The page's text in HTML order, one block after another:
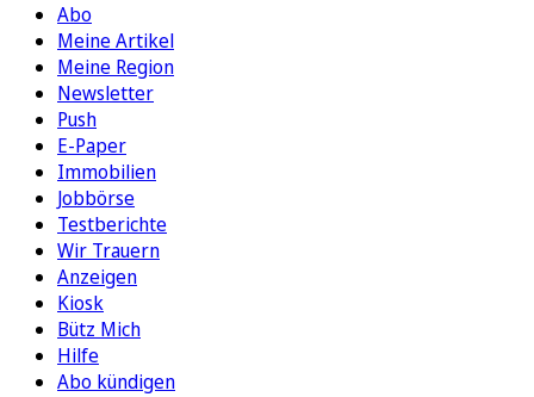
Abo
Meine Artikel
Meine Region
Newsletter
Push
E-Paper
Immobilien
Jobbörse
Testberichte
Wir Trauern
Anzeigen
Kiosk
Bütz Mich
Hilfe
Abo kündigen